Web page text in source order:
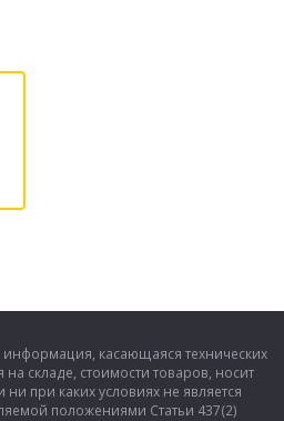
информация, касающаяся технических
складе, стоимости товаров, носит
при каких условиях не является
положениями Статьи 437(2)